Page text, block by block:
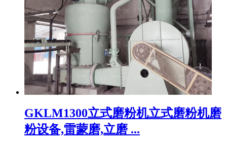
GKLM1300立式磨粉机立式磨粉机磨
粉设备,雷蒙磨,立磨 ...